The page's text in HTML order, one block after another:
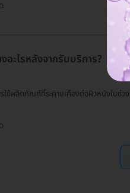
อะไรหลังจากรับบริการ?
ใช้ผลิตภัณฑ์ที่ระคายเคืองต่อผิวหนังในช่ว